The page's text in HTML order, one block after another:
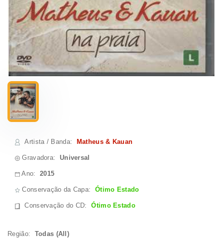
Artista / Banda: Matheus & Kauan
Gravadora: Universal
Ano:2015
Conservação da Capa: Ótimo Estado
Conservação do CD:Ótimo Estado
Região: Todas (All)